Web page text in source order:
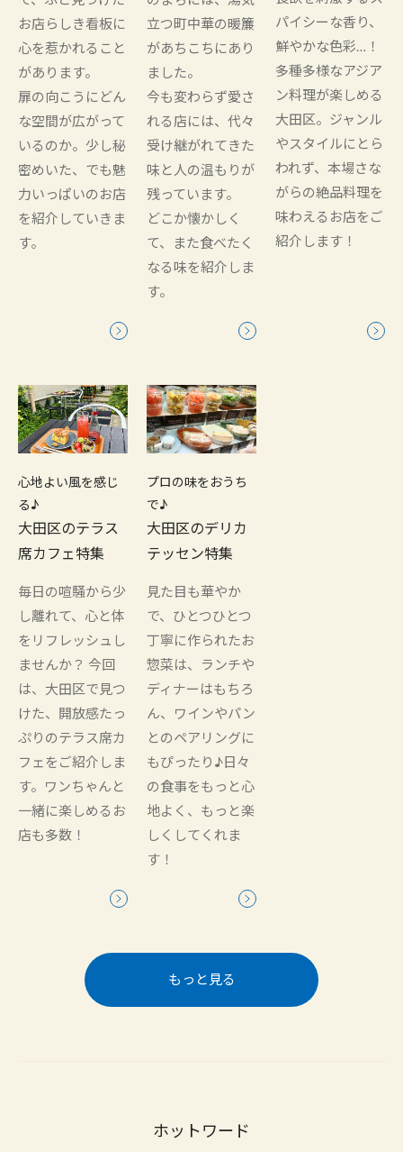
お店らしき看板に
心を惹かれること
があります。
扉の向こうにどん
な空間が広がって
いるのか。少し秘
密めいた、でも魅
力いっぱいのお店
を紹介していきま
す。
立つ町中華の暖簾
があちこちにあり
ました。
今も変わらず愛さ
れる店には、代々
受け継がれてきた
味と人の温もりが
残っています。
どこか懐かしく
て、また食べたく
なる味を紹介しま
す。
パイシーな香り、
鮮やかな色彩…！
多種多様なアジア
ン料理が楽しめる
大田区。ジャンル
やスタイルにとら
われず、本場さな
がらの絶品料理を
味わえるお店をご
紹介します！
心地よい風を感じ
る♪
大田区のテラス
席カフェ特集
毎日の喧騒から少
し離れて、心と体
をリフレッシュし
ませんか？ 今回
は、大田区で見つ
けた、開放感たっ
ぷりのテラス席カ
フェをご紹介しま
す。ワンちゃんと
一緒に楽しめるお
店も多数！
プロの味をおうち
で♪
大田区のデリカ
テッセン特集
見た目も華やか
で、ひとつひとつ
丁寧に作られたお
惣菜は、ランチや
ディナーはもちろ
ん、ワインやパン
とのペアリングに
もぴったり♪日々
の食事をもっと心
地よく、もっと楽
しくしてくれま
す！
もっと見る
ホットワード